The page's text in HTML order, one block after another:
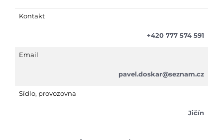
Kontakt
+420 777 574 591
Email
pavel.doskar@seznam.cz
Sídlo, provozovna
Jičín